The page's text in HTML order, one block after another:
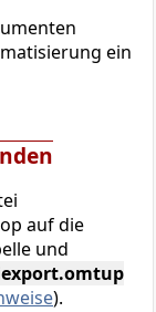
ein
auf die
und
).